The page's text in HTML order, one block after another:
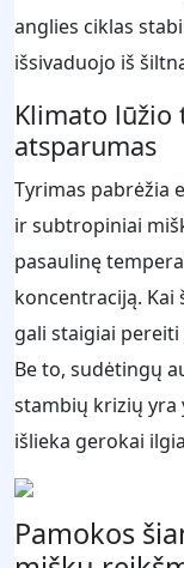
anglies ciklas
išsivaduojo iš
Klimato lūžio
atsparumas
Tyrimas pabrėžia
ir subtropiniai
pasaulinę
koncentraciją. Kai
gali staigiai
Be to, sudėtingų
stambių krizių yra
išlieka gerokai
Pamokos